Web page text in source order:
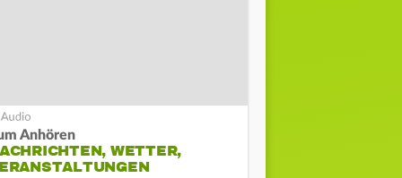
Anhören
WETTER,